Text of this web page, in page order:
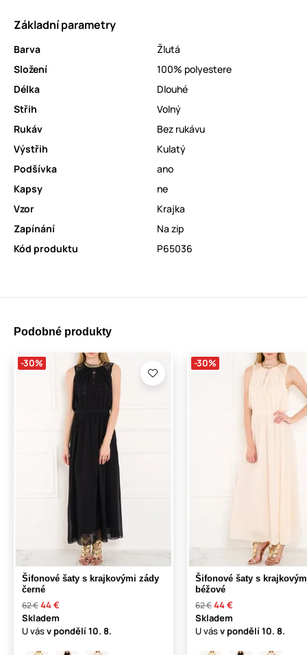
Základní parametry
Barva
Žlutá
Složení
100% polyestere
Délka
Dlouhé
Střih
Volný
Rukáv
Bez rukávu
Výstřih
Kulatý
Podšívka
ano
Kapsy
ne
Vzor
Krajka
Zapínání
Na zip
Kód produktu
P65036
Podobné produkty
-30%
Šifonové šaty s krajkovými zády
černé
62 €44 €
Skladem
U vásv pondělí10. 8.
-30%
Šifonové šaty s
béžové
62 €44 €
Skladem
U vásv pondělí10. 8.